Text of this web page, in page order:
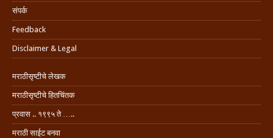
संपर्क
Feedback
Disclaimer & Legal
मराठीसृष्टीचे लेखक
मराठीसृष्टीचे हितचिंतक
प्रवास .. १९९५ ते …..
मराठी साईट बनवा